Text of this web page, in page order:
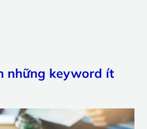
những keyword ít